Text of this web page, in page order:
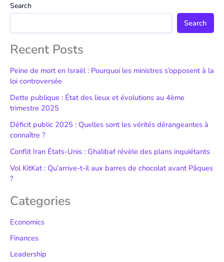
Search
Search
Recent Posts
Peine de mort en Israël : Pourquoi les ministres s’opposent à la
loi controversée
Dette publique : État des lieux et évolutions au 4ème
trimestre 2025
Déficit public 2025 : Quelles sont les vérités dérangeantes à
connaître ?
Conflit Iran États-Unis : Ghalibaf révèle des plans inquiétants
Vol KitKat : Qu’arrive-t-il aux barres de chocolat avant Pâques
?
Categories
Economics
Finances
Leadership